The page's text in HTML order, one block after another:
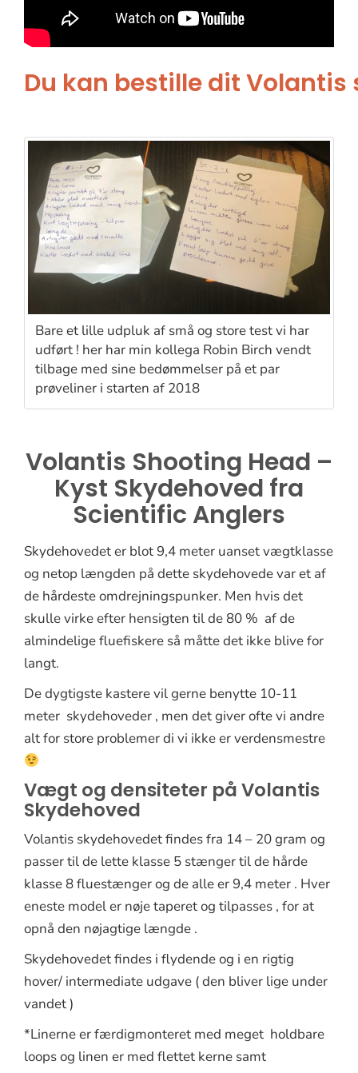
Du kan bestille dit
Bare et lille udpluk af små og store test vi har
udført ! her har min kollega Robin Birch vendt
tilbage med sine bedømmelser på et par
prøveliner i starten af 2018
Volantis Shooting Head –
Kyst Skydehoved fra
Scientific Anglers
Skydehovedet er blot 9,4 meter uanset vægtklasse
og netop længden på dette skydehovede var et af
de hårdeste omdrejningspunker. Men hvis det
skulle virke efter hensigten til de 80 % af de
almindelige fluefiskere så måtte det ikke blive for
langt.
De dygtigste kastere vil gerne benytte 10-11
meter skydehoveder , men det giver ofte vi andre
alt for store problemer di vi ikke er verdensmestre
Vægt og densiteter på Volantis
Skydehoved
Volantis skydehovedet findes fra 14 – 20 gram og
passer til de lette klasse 5 stænger til de hårde
klasse 8 fluestænger og de alle er 9,4 meter . Hver
eneste model er nøje taperet og tilpasses , for at
opnå den nøjagtige længde .
Skydehovedet findes i flydende og i en rigtig
hover/ intermediate udgave ( den bliver lige under
vandet )
*Linerne er færdigmonteret med meget holdbare
loops og linen er med flettet kerne samt